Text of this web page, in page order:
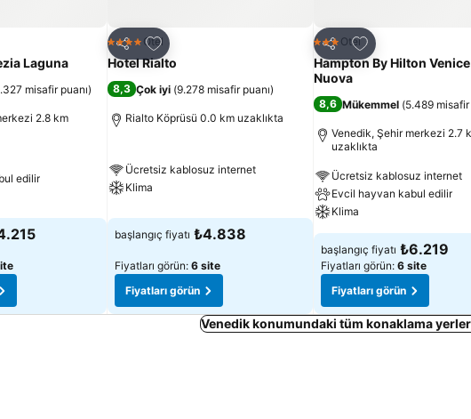
ekle
Laguna
misafir puanı)
2.8 km
edilir
Paylaş
Favorilerime ekle
4 Yıldız Otel
Hotel Rialto
8,3 Çok iyi (9.278 misafir puanı)
Rialto Köprüsü 0.0 km uzaklıkta
Ücretsiz kablosuz internet
Klima
başlangıç fiyatı ₺4.838
Fiyatları görün: 6 site
Fiyatları görün
Paylaş
Favorilerime ekle
3 YıldızOtel
Hampton By Hilton
Nuova
8,6 Mükemmel (5.489 misafir
Venedik, Şehir merkezi 2.7
uzaklıkta
Ücretsiz kablosuz internet
Evcil hayvan kabul edilir
Klima
başlangıç fiyatı ₺6.219
Fiyatları görün: 6 site
Fiyatları görün
Venedik konumundaki tüm konaklama